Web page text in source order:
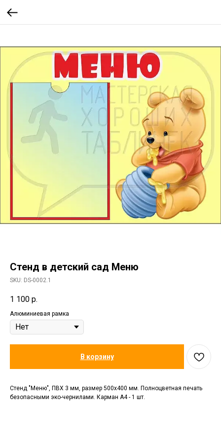
Стенд в детский сад Меню
SKU: DS-0002.1
1 100 р.
Алюминиевая рамка
В корзину
Стенд "Меню", ПВХ 3 мм, размер 500х400 мм. Полноцветная печать
безопасными эко-чернилами. Карман А4 - 1 шт.